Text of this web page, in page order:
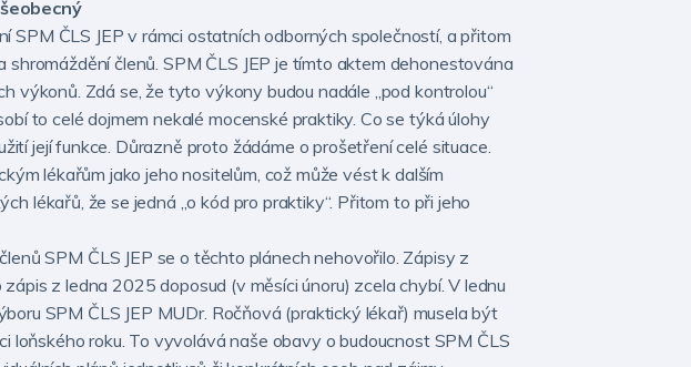
ČLS JEP v rámci ostatních odborných společností, a přitom
členů. SPM ČLS JEP je tímto aktem dehonestována
výkonů. Zdá se, že tyto výkony budou nadále „pod kontrolou“
to celé dojmem nekalé mocenské praktiky. Co se týká úlohy
její funkce. Důrazně proto žádáme o prošetření celé situace.
lékařům jako jeho nositelům, což může vést k dalším
lékařů, že se jedná „o kód pro praktiky“. Přitom to při jeho
SPM ČLS JEP se o těchto plánech nehovořilo. Zápisy z
z ledna 2025 doposud (v měsíci únoru) zcela chybí. V lednu
SPM ČLS JEP MUDr. Ročňová (praktický lékař) musela být
roku. To vyvolává naše obavy o budoucnost SPM ČLS